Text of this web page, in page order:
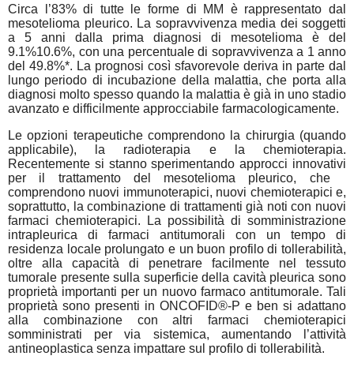
Circa l’83% di tutte le forme di MM è rappresentato dal
mesotelioma pleurico. La sopravvivenza media dei soggetti
a 5 anni dalla prima diagnosi di mesotelioma è del
9.1%10.6%, con una percentuale di sopravvivenza a 1 anno
del 49.8%*. La prognosi così sfavorevole deriva in parte dal
lungo periodo di incubazione della malattia, che porta alla
diagnosi molto spesso quando la malattia è già in uno stadio
avanzato e difficilmente approcciabile farmacologicamente.
Le opzioni terapeutiche comprendono la chirurgia (quando
applicabile), la radioterapia e la chemioterapia.
Recentemente si stanno sperimentando approcci innovativi
per il trattamento del mesotelioma pleurico, che
comprendono nuovi immunoterapici, nuovi chemioterapici e,
soprattutto, la combinazione di trattamenti già noti con nuovi
farmaci chemioterapici. La possibilità di somministrazione
intrapleurica di farmaci antitumorali con un tempo di
residenza locale prolungato e un buon profilo di tollerabilità,
oltre alla capacità di penetrare facilmente nel tessuto
tumorale presente sulla superficie della cavità pleurica sono
proprietà importanti per un nuovo farmaco antitumorale. Tali
proprietà sono presenti in ONCOFID®-P e ben si adattano
alla combinazione con altri farmaci chemioterapici
somministrati per via sistemica, aumentando l’attività
antineoplastica senza impattare sul profilo di tollerabilità.